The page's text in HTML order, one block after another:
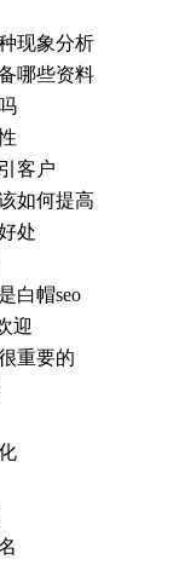
现象分析
哪些资料
客户
如何提高
处
白帽seo
迎
重要的